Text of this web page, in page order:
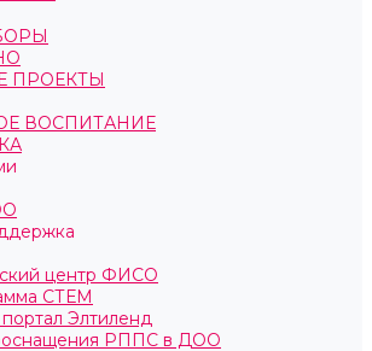
ПРОЕКТЫ
ВОСПИТАНИЕ
центр ФИСО
СТЕМ
Элтиленд
РППС в ДОО